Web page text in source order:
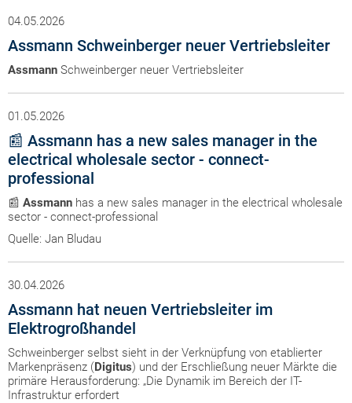
04.05.2026
Assmann Schweinberger neuer Vertriebsleiter
Assmann Schweinberger neuer Vertriebsleiter
01.05.2026
📰 Assmann has a new sales manager in the
electrical wholesale sector - connect-
professional
📰 Assmann has a new sales manager in the electrical wholesale
sector - connect-professional
Quelle: Jan Bludau
30.04.2026
Assmann hat neuen Vertriebsleiter im
Elektrogroßhandel
Schweinberger selbst sieht in der Verknüpfung von etablierter
Markenpräsenz (Digitus) und der Erschließung neuer Märkte die
primäre Herausforderung: „Die Dynamik im Bereich der IT-
Infrastruktur erfordert